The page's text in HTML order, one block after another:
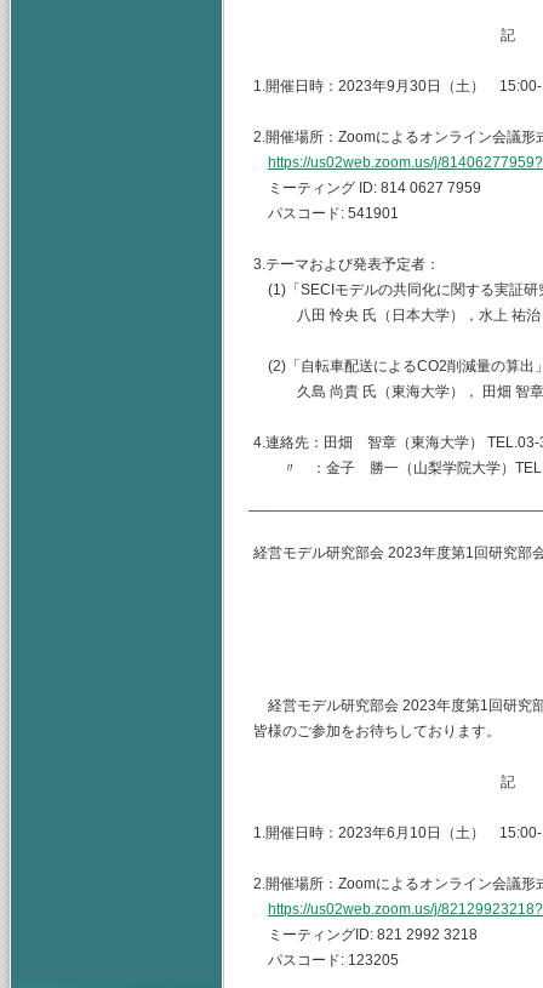
記
1.開催日時：2023年9月30日（土）
2.開催場所：Zoomによるオンライン会議形
https://us02web.zoom.us/j/
ミーティング ID: 814 0627 7959
パスコード: 541901
3.テーマおよび発表予定者：
(1)「SECIモデルの共同化に関する実証研
八田 怜央 氏（日本大学），水上 祐治
(2)「自転車配送によるCO2削減量の算出
久島 尚貴 氏（東海大学）， 田畑 智章
4.連絡先：田畑 智章（東海大学）
〃 ：金子 勝一（山梨学院大学）
経営モデル研究部会 2023年度第1回研究部
経営モデル研究部会 2023年度第1回研究
皆様のご参加をお待ちしております。
記
1.開催日時：2023年6月10日（土）
2.開催場所：Zoomによるオンライン会議形
https://us02web.zoom.us/j/
ミーティングID: 821 2992 3218
パスコード: 123205